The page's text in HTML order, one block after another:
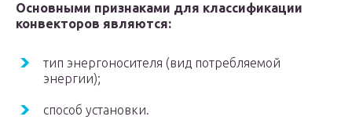
Основными признаками для классификации
конвекторов являются:
тип энергоносителя (вид потребляемой
энергии);
способ установки.